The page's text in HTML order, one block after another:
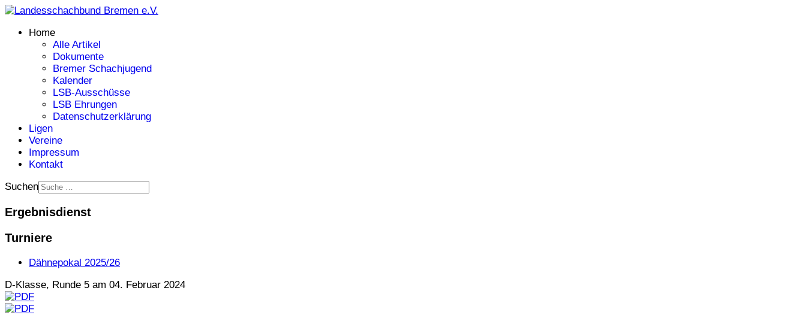
Home
Alle Artikel
Dokumente
Bremer Schachjugend
Kalender
LSB-Ausschüsse
LSB Ehrungen
Datenschutzerklärung
Ligen
Vereine
Impressum
Kontakt
Suchen
Ergebnisdienst
Turniere
Dähnepokal 2025/26
D-Klasse, Runde 5 am 04. Februar 2024